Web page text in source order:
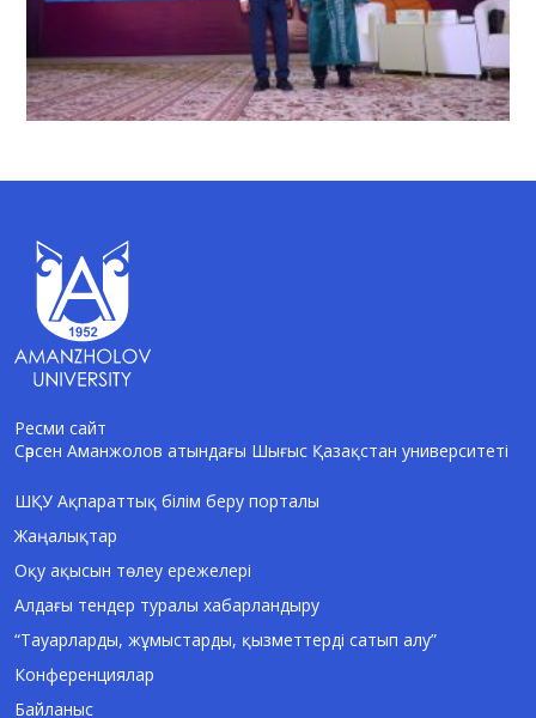
Ресми сайт
Сәрсен Аманжолов атындағы Шығыс Қазақстан университеті
ШҚУ Ақпараттық білім беру порталы
Жаңалықтар
Оқу ақысын төлеу ережелері
Алдағы тендер туралы хабарландыру
“Тауарларды, жұмыстарды, қызметтерді сатып алу”
Конференциялар
Байланыс
AI-Talapker
Сәлем! Мен AI-Talapker — Сәрсен
Аманжолов атындағы Шығыс Қазақстан
университеті (ШҚУ) көмекшісімін.
Бакалавриат, магистратура, докторантура